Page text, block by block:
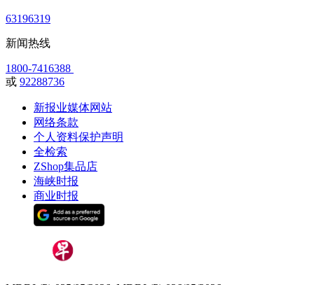
63196319
新闻热线
1800-7416388
或 92288736
新报业媒体网站
网络条款
个人资料保护声明
全检索
ZShop集品店
海峡时报
商业时报